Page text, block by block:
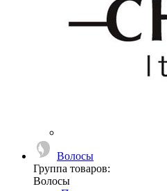
Волосы
Группа товаров:
Волосы